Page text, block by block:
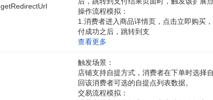
getRedirectUrl
操作流程模拟：
1.消费者进入商品详情页，点击立即购买
付成功之后，跳转到支
查看更多
触发场景：
店铺支持自提方式，消费者在下单时选择
回该消费者可选的自提点列表数据。
交易流程模拟：